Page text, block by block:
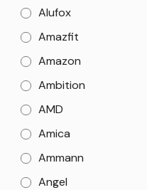
Alufox
Amazfit
Amazon
Ambition
AMD
Amica
Ammann
Angel